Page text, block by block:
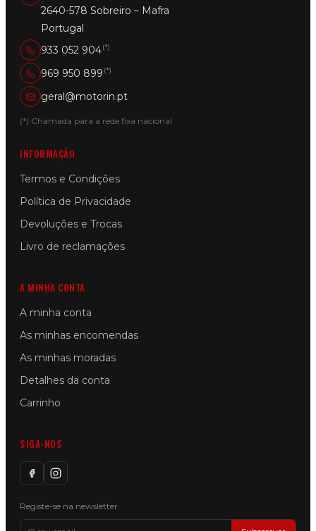
2640-578 Sobreiro – Mafra
Portugal
933 052 904(*)
969 950 899 (*)
geral@motorin.pt
(*) Chamada para a rede fixa nacional
INFORMAÇÃO
Termos e Condições
Política de Privacidade
Devoluções e Trocas
Livro de reclamações
A MINHA CONTA
A minha conta
As minhas encomendas
As minhas moradas
Detalhes da conta
Carrinho
SIGA-NOS
Registe-se na newsletter